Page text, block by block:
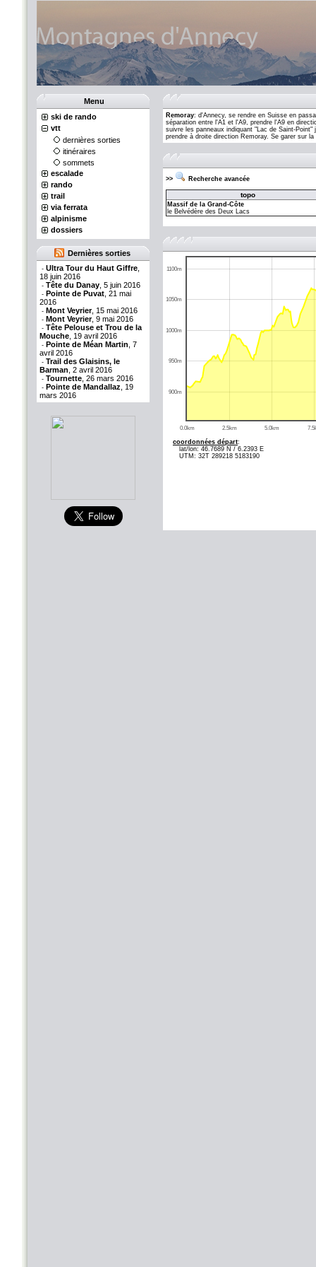
Menu
ski de rando
vtt
dernières sorties
itinéraires
sommets
escalade
rando
trail
via ferrata
alpinisme
dossiers
Dernières sorties
- Ultra Tour du Haut Giffre
18 juin 2016
- Tête du Danay , 5 juin 2016
- Pointe de Puvat , 21 mai
2016
- Mont Veyrier, 15 mai 2016
- Mont Veyrier, 9 mai 2016
- Tête Pelouse et Trou de la
Mouche , 19 avril 2016
- Pointe de Méan Martin , 7
avril 2016
- Trail des Glaisins, le
Barman , 2 avril 2016
- Tournette , 26 mars 2016
- Pointe de Mandallaz , 19
mars 2016
Remoray: d'Annecy, se rendre en Suisse en
séparation entre l'A1 et l'A9, prendre l'A9 en
suivre les panneaux indiquant "Lac de Saint-
prendre à droite direction Remoray. Se garer sur
>> Recherche avancée
topo
Massif de la Grand-Côte
le Belvédère des Deux Lacs
0.0km 2.5km 5.0km
900m
950m
1000m
1050m
1100m
coordonnées départ:
lat/lon: 46.7689 N / 6.2393 E
UTM: 32T 289218 5183190